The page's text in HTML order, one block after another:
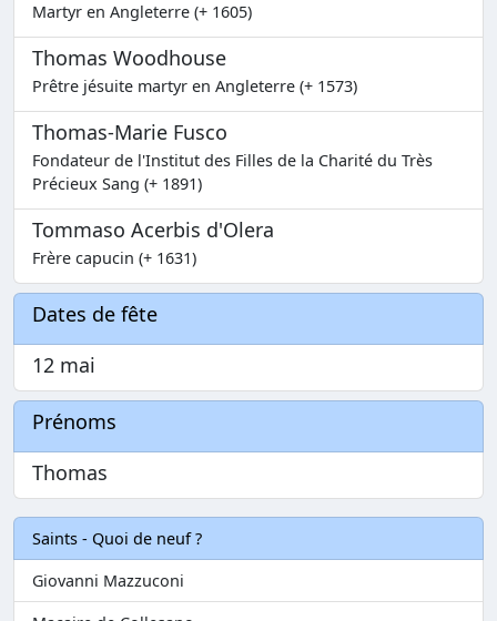
Martyr en Angleterre (+ 1605)
Thomas Woodhouse
Prêtre jésuite martyr en Angleterre (+ 1573)
Thomas-Marie Fusco
Fondateur de l'Institut des Filles de la Charité du Très
Précieux Sang (+ 1891)
Tommaso Acerbis d'Olera
Frère capucin (+ 1631)
Dates de fête
12 mai
Prénoms
Thomas
Saints - Quoi de neuf ?
Giovanni Mazzuconi